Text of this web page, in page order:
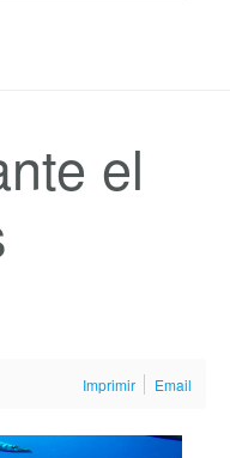
el
Imprimir Email